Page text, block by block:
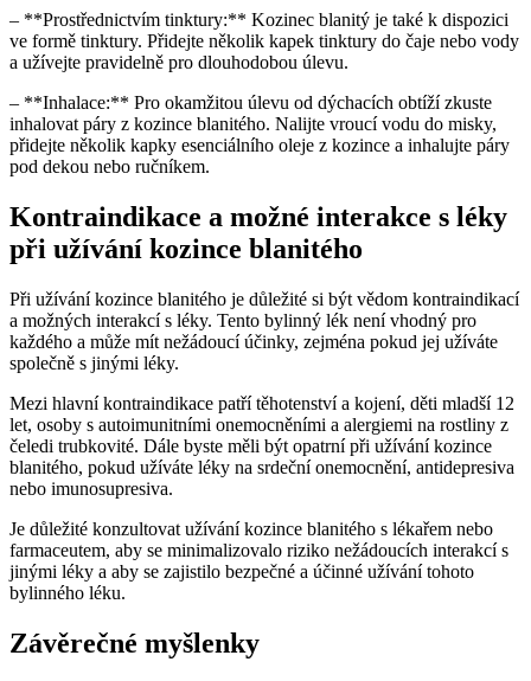
– **Prostřednictvím tinktury:** Kozinec blanitý je také k dispozici
ve formě tinktury. Přidejte několik kapek tinktury do čaje nebo vody
a užívejte pravidelně pro dlouhodobou úlevu.
– **Inhalace:** Pro okamžitou úlevu od dýchacích obtíží zkuste
inhalovat páry z kozince blanitého. Nalijte vroucí vodu do misky,
přidejte několik kapky esenciálního oleje z kozince a inhalujte páry
pod dekou nebo ručníkem.
Kontraindikace a možné interakce s léky
při užívání kozince blanitého
Při užívání kozince blanitého je důležité si být vědom kontraindikací
a možných interakcí s léky. Tento bylinný lék není vhodný pro
každého a může mít nežádoucí účinky, zejména pokud jej užíváte
společně s jinými léky.
Mezi hlavní kontraindikace patří těhotenství a kojení, děti mladší 12
let, osoby s autoimunitními onemocněními a alergiemi na rostliny z
čeledi trubkovité. Dále byste měli být opatrní při užívání kozince
blanitého, pokud užíváte léky na srdeční onemocnění, antidepresiva
nebo imunosupresiva.
Je důležité konzultovat užívání kozince blanitého s lékařem nebo
farmaceutem, aby se minimalizovalo riziko nežádoucích interakcí s
jinými léky a aby se zajistilo bezpečné a účinné užívání tohoto
bylinného léku.
Závěrečné myšlenky